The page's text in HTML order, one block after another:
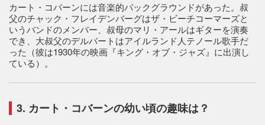
カート・コバーンには音楽的バックグラウンドがあった。叔
父のチャック・フレイデンバーグはザ・ビーチコーマーズと
いうバンドのメンバー、叔母のマリ・アールはギターを演奏
でき、大叔父のデルバートはアイルランド人テノール歌手だ
った（彼は1930年の映画『キング・オブ・ジャズ』に出演し
ている）。
3. カート・コバーンの幼い頃の趣味は？